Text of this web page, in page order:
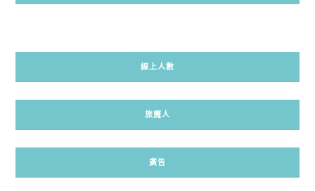
線上人數
旅魔人
廣告